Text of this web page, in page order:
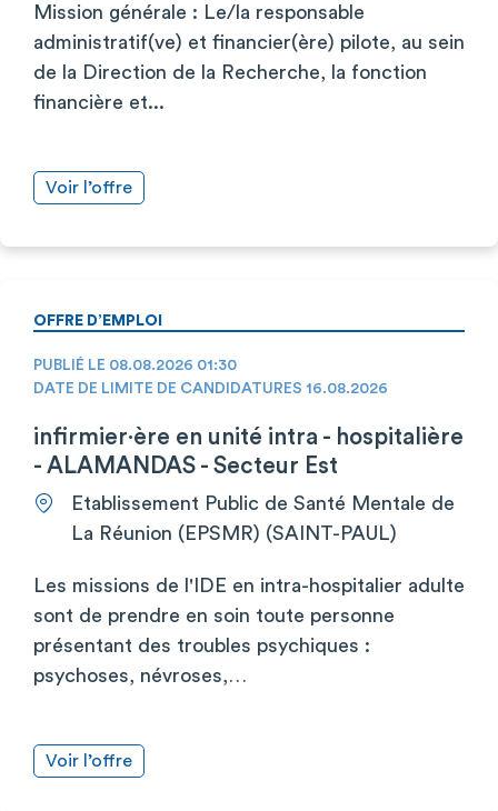
Mission générale : Le/la responsable
administratif(ve) et financier(ère) pilote, au sein
de la Direction de la Recherche, la fonction
financière et...
Voir l’offre
OFFRE D’EMPLOI
PUBLIÉ LE 08.08.2026 01:30
DATE DE LIMITE DE CANDIDATURES 16.08.2026
infirmier·ère en unité intra - hospitalière
- ALAMANDAS - Secteur Est
Etablissement Public de Santé Mentale de
La Réunion (EPSMR) (SAINT-PAUL)
Les missions de l'IDE en intra-hospitalier adulte
sont de prendre en soin toute personne
présentant des troubles psychiques :
psychoses, névroses,…
Voir l’offre